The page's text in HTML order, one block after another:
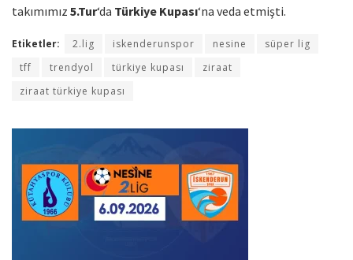
takımımız 5.Tur‘da Türkiye Kupası‘na veda etmişti.
Etiketler: 2.lig iskenderunspor nesine
süper lig
tff
trendyol türkiye kupası
ziraat
ziraat türkiye kupası